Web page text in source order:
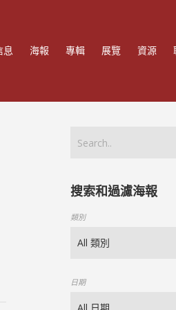
息 海報 專輯 展覽 資源
搜索和過濾海報
類別
日期